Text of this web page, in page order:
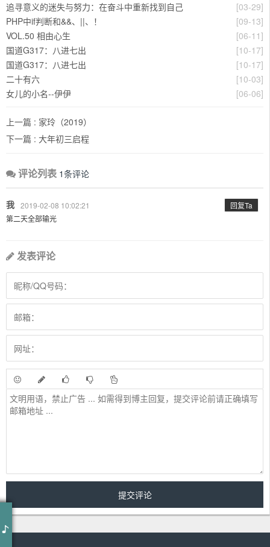
[03-29]
追寻意义的迷失与努力：在奋斗中重新找到自己
[09-13]
PHP中if判断和&&、||、！
[06-11]
VOL.50 相由心生
[10-17]
国道G317：八进七出
[10-17]
国道G317：八进七出
[10-03]
二十有六
[06-06]
女儿的小名--伊伊
上一篇 : 家玲（2019）
下一篇 : 大年初三启程
评论列表 1条评论
我 2019-02-08 10:02:21
回复Ta
第二天全部输光
发表评论
编曲 : 孔德岳/龙隆
作词 : 赵雷